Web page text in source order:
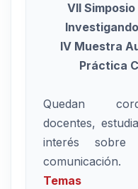
VII
IV Muestra
Práctica
Quedan
docentes,
interés sobre
comunicación.
Temas